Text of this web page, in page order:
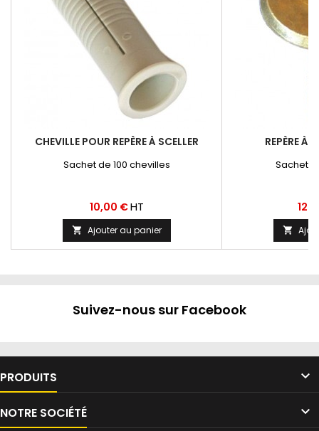
CHEVILLE POUR REPÈRE À SCELLER
Sachet de 100 chevilles
Prix
10,00 €HT
 Ajouter au panier
REPÈRE À
Sachet
Prix

Suivez-nous sur Facebook
PRODUITS 
NOTRE SOCIÉTÉ 